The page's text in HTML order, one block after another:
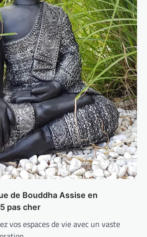
de Bouddha Assise en
pas cher
vos espaces de vie avec un vaste